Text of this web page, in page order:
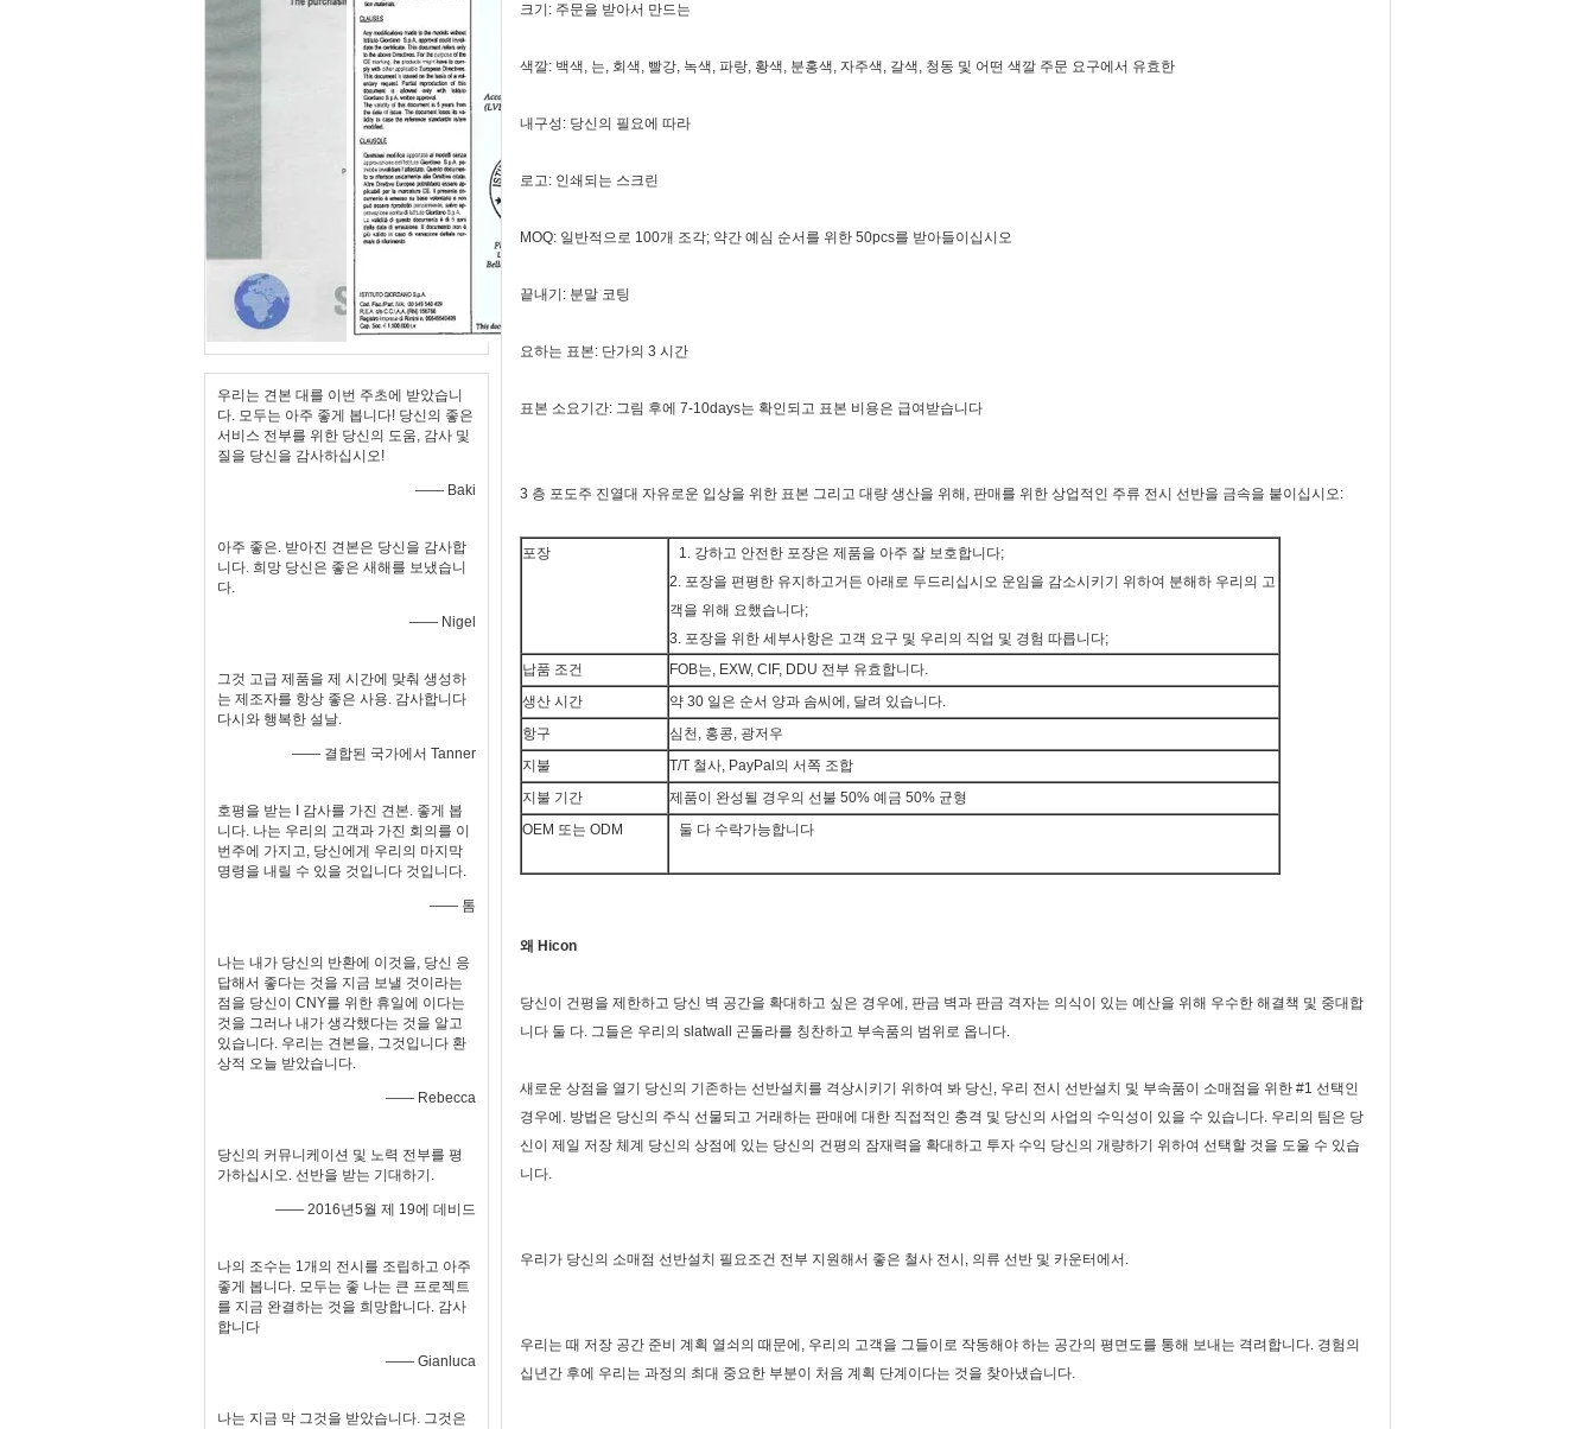
우리는 견본 대를 이번 주초에 받았습니
다. 모두는 아주 좋게 봅니다! 당신의 좋은
서비스 전부를 위한 당신의 도움, 감사 및
질을 당신을 감사하십시오!
—— Baki
아주 좋은. 받아진 견본은 당신을 감사합
니다. 희망 당신은 좋은 새해를 보냈습니
다.
—— Nigel
그것 고급 제품을 제 시간에 맞춰 생성하
는 제조자를 항상 좋은 사용. 감사합니다
다시와 행복한 설날.
—— 결합된 국가에서 Tanner
호평을 받는 I 감사를 가진 견본. 좋게 봅
니다. 나는 우리의 고객과 가진 회의를 이
번주에 가지고, 당신에게 우리의 마지막
명령을 내릴 수 있을 것입니다 것입니다.
—— 톰
나는 내가 당신의 반환에 이것을, 당신 응
답해서 좋다는 것을 지금 보낼 것이라는
점을 당신이 CNY를 위한 휴일에 이다는
것을 그러나 내가 생각했다는 것을 알고
있습니다. 우리는 견본을, 그것입니다 환
상적 오늘 받았습니다.
—— Rebecca
당신의 커뮤니케이션 및 노력 전부를 평
가하십시오. 선반을 받는 기대하기.
—— 2016년5월 제 19에 데비드
나의 조수는 1개의 전시를 조립하고 아주
좋게 봅니다. 모두는 좋 나는 큰 프로젝트
를 지금 완결하는 것을 희망합니다. 감사
합니다
—— Gianluca
나는 지금 막 그것을 받았습니다. 그것은
크기: 주문을 받아서 만드는
색깔: 백색, 는, 회색, 빨강, 녹색, 파랑, 황색, 분홍색, 자주색, 갈색, 청동 및 어떤 색깔 주문 요구에서 유효한
내구성: 당신의 필요에 따라
로고: 인쇄되는 스크린
MOQ: 일반적으로 100개 조각; 약간 예심 순서를 위한 50pcs를 받아들이십시오
끝내기: 분말 코팅
요하는 표본: 단가의 3 시간
표본 소요기간: 그림 후에 7-10days는 확인되고 표본 비용은 급여받습니다
3 층 포도주 진열대 자유로운 입상을 위한 표본 그리고 대량 생산을 위해, 판매를 위한 상업적인 주류 전시 선반을 금속을 붙이십시오:
포장
1. 강하고 안전한 포장은 제품을 아주 잘 보호합니다;
2. 포장을 편평한 유지하고거든 아래로 두드리십시오 운임을 감소시키기 위하여 분해하 우리의 고
객을 위해 요했습니다;
3. 포장을 위한 세부사항은 고객 요구 및 우리의 직업 및 경험 따릅니다;
납품 조건
FOB는, EXW, CIF, DDU 전부 유효합니다.
생산 시간
약 30 일은 순서 양과 솜씨에, 달려 있습니다.
항구
심천, 홍콩, 광저우
지불
T/T 철사, PayPal의 서쪽 조합
지불 기간
제품이 완성될 경우의 선불 50% 예금 50% 균형
OEM 또는 ODM
둘 다 수락가능합니다
왜 Hicon
당신이 건평을 제한하고 당신 벽 공간을 확대하고 싶은 경우에, 판금 벽과 판금 격자는 의식이 있는 예산을 위해 우수한 해결책 및 중대합
니다 둘 다. 그들은 우리의 slatwall 곤돌라를 칭찬하고 부속품의 범위로 옵니다.
새로운 상점을 열기 당신의 기존하는 선반설치를 격상시키기 위하여 봐 당신, 우리 전시 선반설치 및 부속품이 소매점을 위한 #1 선택인
경우에. 방법은 당신의 주식 선물되고 거래하는 판매에 대한 직접적인 충격 및 당신의 사업의 수익성이 있을 수 있습니다. 우리의 팀은 당
신이 제일 저장 체계 당신의 상점에 있는 당신의 건평의 잠재력을 확대하고 투자 수익 당신의 개량하기 위하여 선택할 것을 도울 수 있습
니다.
우리가 당신의 소매점 선반설치 필요조건 전부 지원해서 좋은 철사 전시, 의류 선반 및 카운터에서.
우리는 때 저장 공간 준비 계획 열쇠의 때문에, 우리의 고객을 그들이로 작동해야 하는 공간의 평면도를 통해 보내는 격려합니다. 경험의
십년간 후에 우리는 과정의 최대 중요한 부분이 처음 계획 단계이다는 것을 찾아냈습니다.